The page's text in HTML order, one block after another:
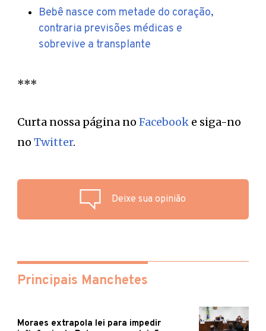
Bebê nasce com metade do coração,
contraria previsões médicas e
sobrevive a transplante
***
Curta nossa página no Facebook e siga-no
no Twitter.
Deixe sua opinião
Principais Manchetes
Moraes extrapola lei para impedir